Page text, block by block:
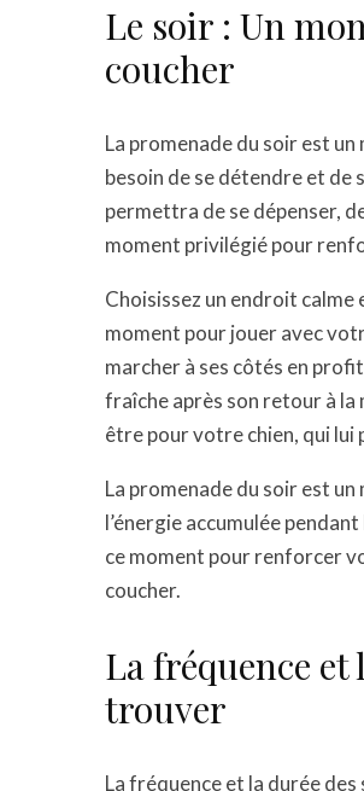
Le soir : Un
coucher
La promenade du soir est
besoin de se détendre et de
permettra de se dépenser,
moment privilégié pour
Choisissez un endroit
moment pour jouer avec
marcher à ses côtés en
fraîche après son retour à
être pour votre chien, qui lui
La promenade du soir est
l’énergie accumulée
ce moment pour renforcer
coucher.
La fréquence
trouver
La fréquence et la durée